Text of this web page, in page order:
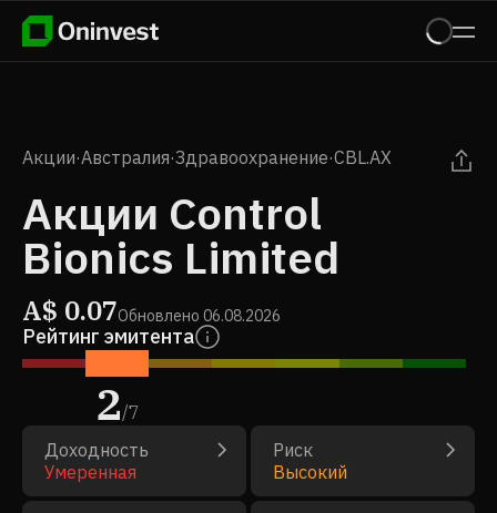
Акции·Австралия·Здравоохранение·CBL.AX
Акции Control
Bionics Limited
A$ 0.07Обновлено 06.08.2026
Рейтинг эмитента
2/7
Доходность
Умеренная
Риск
Высокий